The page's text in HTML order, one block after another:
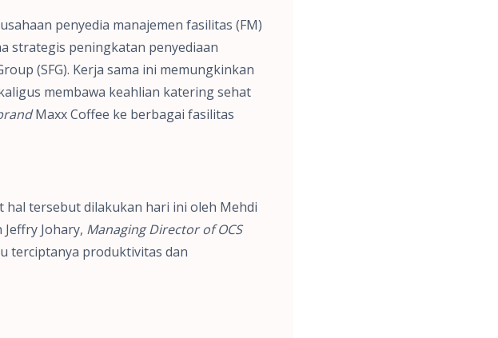
penyedia manajemen fasilitas (FM)
strategis peningkatan penyediaan
(SFG). Kerja sama ini memungkinkan
membawa keahlian katering sehat
Maxx Coffee ke berbagai fasilitas
tersebut dilakukan hari ini oleh Mehdi
Jeffry Johary, Managing Director of OCS
terciptanya produktivitas dan